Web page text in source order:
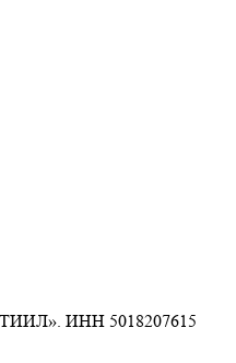
ИНН 5018207615